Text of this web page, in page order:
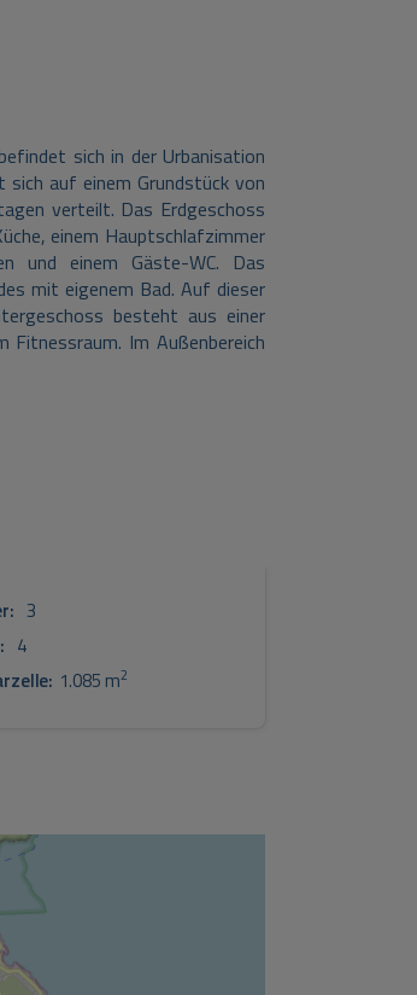
sich in der Urbanisation
auf einem Grundstück von
verteilt. Das Erdgeschoss
einem Hauptschlafzimmer
und einem Gäste-WC. Das
mit eigenem Bad. Auf dieser
besteht aus einer
Fitnessraum. Im Außenbereich
eine Zufahrt zur Garage. Die
3
4
1.085 m2